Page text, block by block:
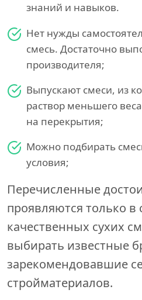
знаний и навыков.
Нет нужды
смесь. Достаточно
производителя;
Выпускают смеси, из
раствор меньшего
на перекрытия;
Можно подбирать
условия;
Перечисленные
проявляются только в
качественных сухих
выбирать известные
зарекомендовавшие
стройматериалов.